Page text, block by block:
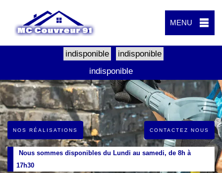
MENU
indisponible
indisponible
indisponible
NOS RÉALISATIONS CONTACTEZ NOUS
Nous sommes disponibles du Lundi au samedi, de 8h à
17h30